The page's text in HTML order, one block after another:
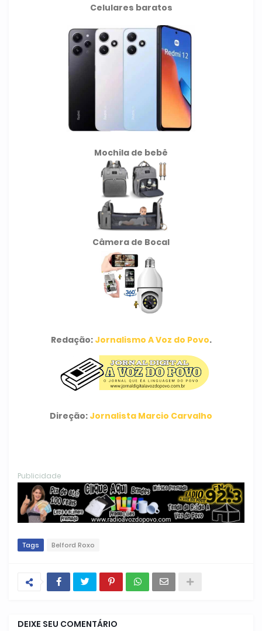
Celulares baratos
Mochila de bebê
Câmera de Bocal
Redação: Jornalismo A Voz do Povo.
Direção: Jornalista Marcio Carvalho
Publicidade
Tags Belford Roxo
DEIXE SEU COMENTÁRIO